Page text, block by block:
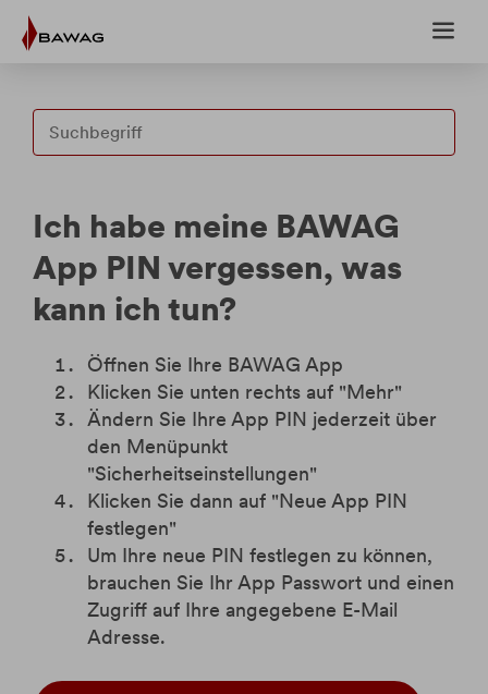
Weiter
zum
Weiter
zur
Fragen & Antworten
Anträge
Upload-Center
eBanking
Ich habe meine BAWAG
App PIN vergessen, was
kann ich tun?
Öffnen Sie Ihre BAWAG App
Klicken Sie unten rechts auf "Mehr"
Ändern Sie Ihre App PIN jederzeit über
den Menüpunkt
"Sicherheitseinstellungen"
Klicken Sie dann auf "Neue App PIN
festlegen"
Um Ihre neue PIN festlegen zu können,
brauchen Sie Ihr App Passwort und einen
Zugriff auf Ihre angegebene E-Mail
Adresse.